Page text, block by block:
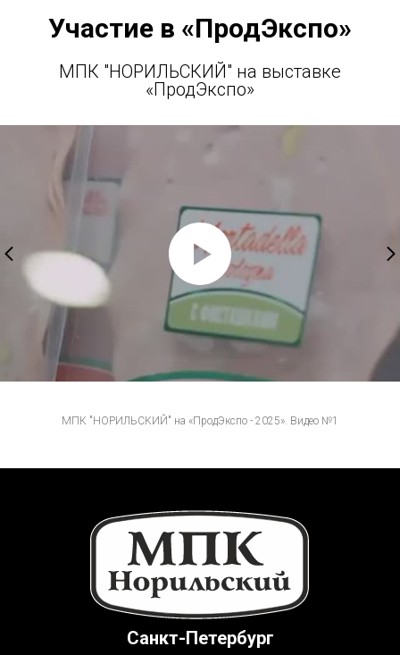
Участие в «ПродЭкспо»
МПК "НОРИЛЬСКИЙ" на выставке
«ПродЭкспо»
МПК "НОРИЛЬСКИЙ" на «ПродЭкспо - 2025». Видео №1
Санкт-Петербург